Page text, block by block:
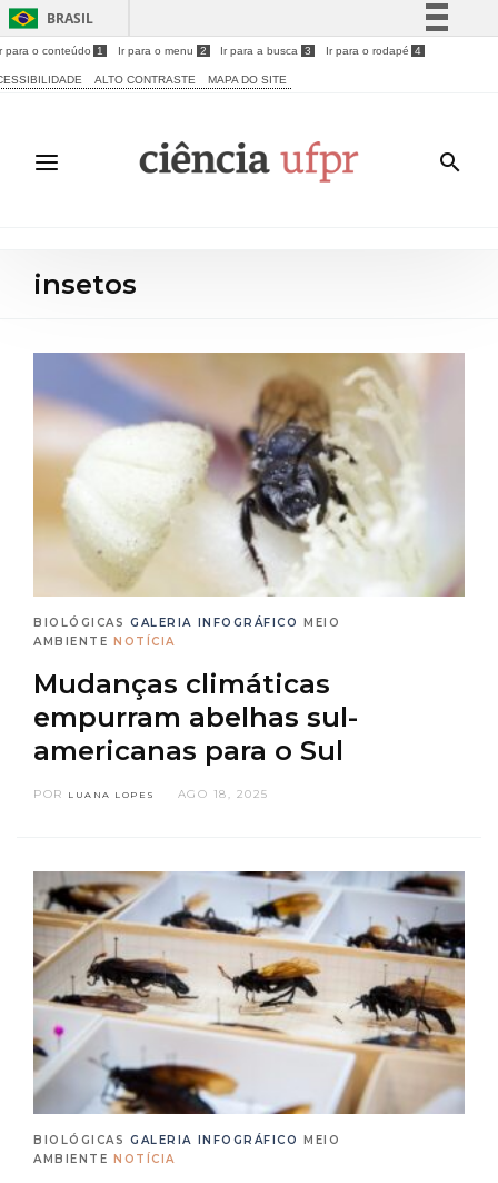
BRASIL
Simplifique!
Acesso à informação
Legislação
para o conteúdo 1 Ir para o menu 2 Ir para a busca 3 Ir para o rodapé 4
ALTO CONTRASTE MAPA DO SITE
insetos
BIOLÓGICAS GALERIA INFOGRÁFICO MEIO
AMBIENTE NOTÍCIA
Mudanças climáticas
empurram abelhas sul-
americanas para o Sul
POR LUANA LOPES AGO 18, 2025
BIOLÓGICAS GALERIA INFOGRÁFICO MEIO
AMBIENTE NOTÍCIA